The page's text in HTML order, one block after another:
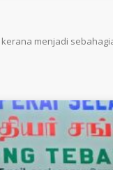
kerana menjadi